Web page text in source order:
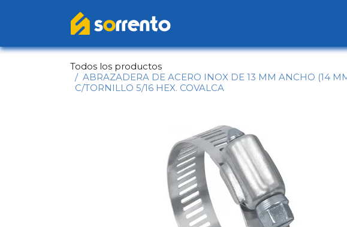
Todos los productos
ABRAZADERA DE ACERO INOX DE 13 MM ANCHO (14
C/TORNILLO 5/16 HEX. COVALCA